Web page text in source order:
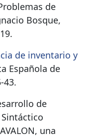
de
Bosque,
de inventario y
Española de
43.
de
una